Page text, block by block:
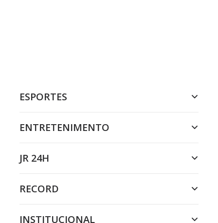
ESPORTES
ENTRETENIMENTO
JR 24H
RECORD
INSTITUCIONAL